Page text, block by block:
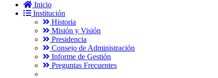
Inicio
Institución
Historia
Misión y Visión
Presidencia
Consejo de Administración
Informe de Gestión
Preguntas Frecuentes